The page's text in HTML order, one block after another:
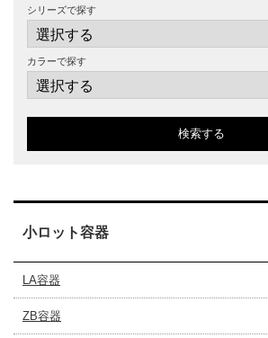
シリーズで探す
カラーで探す
検索する
小ロット容器
LA容器
ZB容器